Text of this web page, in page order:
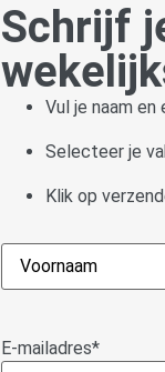
Schrijf
Vul je naam en
Selecteer je
Klik op
Naam
E-mailadres*